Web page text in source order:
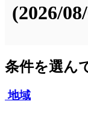
(2026/
条件を選ん
地域